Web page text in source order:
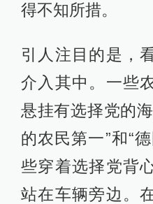
得不知所措。
引人注目的是，
介入其中。一些
悬挂有选择党的
的农民第一”和“
些穿着选择党背
站在车辆旁边。